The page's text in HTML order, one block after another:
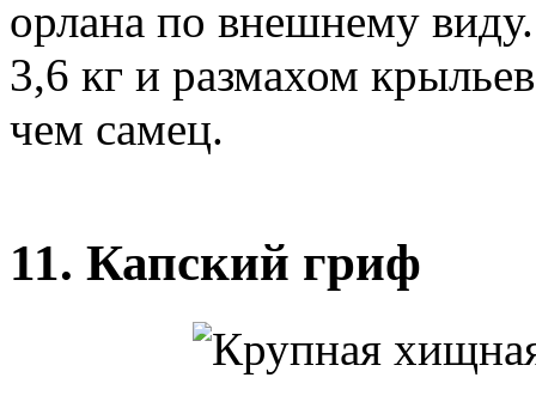
орлана по внешнему
3,6 кг и размахом
чем самец.
11. Капский гриф